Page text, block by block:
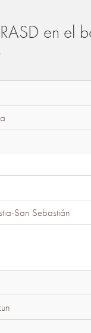
en el
San Sebastián